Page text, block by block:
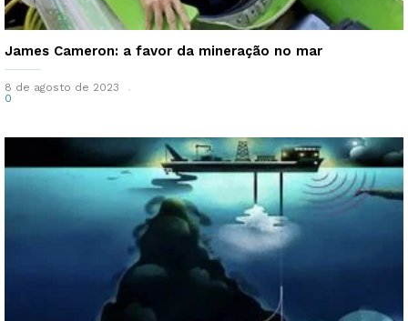
James Cameron: a favor da mineração no mar
8 de agosto de 2023
0